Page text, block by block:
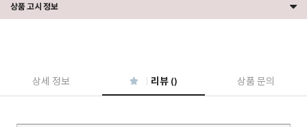
상품 고시 정보
상세 정보 리뷰 () 상품 문의